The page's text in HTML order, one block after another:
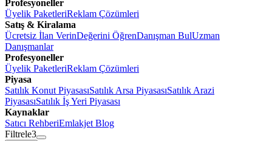
Profesyoneller
Üyelik PaketleriReklam Çözümleri
Satış & Kiralama
Ücretsiz İlan VerinDeğerini ÖğrenDanışman BulUzman
Danışmanlar
Profesyoneller
Üyelik PaketleriReklam Çözümleri
Piyasa
Satılık Konut PiyasasıSatılık Arsa PiyasasıSatılık Arazi
PiyasasıSatılık İş Yeri Piyasası
Kaynaklar
Satıcı RehberiEmlakjet Blog
Filtrele3